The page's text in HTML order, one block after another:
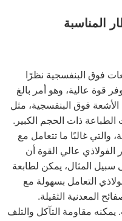
المناسبة
فوق البنفسجية نظرًا
قوة عالية، وهو أمر بالغ
الأشعة فوق البنفسجية، مثل
ذات الحجم الكبير.
والتي غالبًا ما تتعامل مع
الفولاذي عالي القوة أن
المثال، يمكن لطابعة
التعامل بسهولة مع
المعدنية الثقيلة.
مقاومة التآكل والتلف